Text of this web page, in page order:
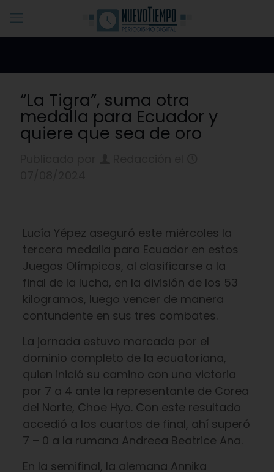
“La Tigra”, suma otra
medalla para Ecuador y
quiere que sea de oro
Lucía Yépez aseguró este miércoles la
tercera medalla para Ecuador en estos
Juegos Olímpicos, al clasificarse a la
final de la lucha, en la división de los 53
kilogramos, luego vencer de manera
contundente en sus tres combates.
La jornada estuvo marcada por el
dominio completo de la ecuatoriana,
quien inició su camino con una victoria
por 7 a 4 ante la representante de Corea
del Norte, Choe Hyo. Con este resultado
accedió a los cuartos de final, ahí superó
7 – 0 a la rumana Andreea Beatrice Ana.
En la semifinal, la alemana Annika